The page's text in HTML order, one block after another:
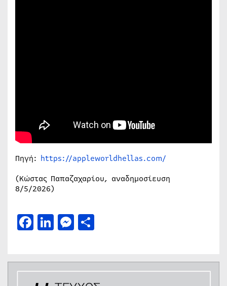
Πηγή: https://appleworldhellas.com/
(Κώστας Παπαζαχαρίου, αναδημοσίευση
8/5/2026)
Facebook
LinkedIn
Messenger